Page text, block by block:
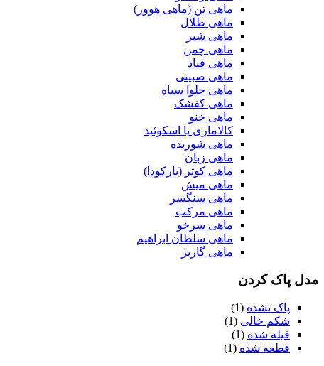
ماهی تن (ماهی هوور)
ماهی طلال
ماهی شیر
ماهی چمن
ماهی قباد
ماهی صبیتی
ماهی حلوا سیاه
ماهی کفشک
ماهی خنو
کالاماری یا اسکوئید
ماهی شوریده
ماهی زبان
ماهی کوتر (بارکودا)
ماهی میش
ماهی سنگسر
ماهی مرکب
ماهی سرخو
ماهی سلطان ابراهیم
ماهی گاریز
مدل پاک کردن
پاک نشده (1)
شکم خالی (1)
فیله شده (1)
قطعه شده (1)